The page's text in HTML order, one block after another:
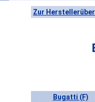
Zur
Bugatti (F)